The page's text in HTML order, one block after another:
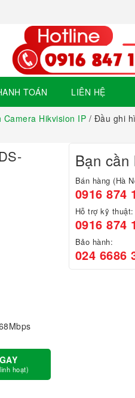
TOÁN LIÊN HỆ
Hikvision IP / Đầu ghi
hoạt)
Bạn cần
Bán hàng (Hà
0916 874
Hỗ trợ kỹ thuật:
0916 874
Bảo hành:
024 6686